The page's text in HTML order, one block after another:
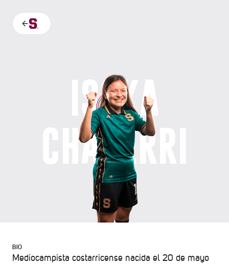
ISSKA
CHAVERRI
13
BIO
Mediocampista costarricense nacida el 20 de mayo